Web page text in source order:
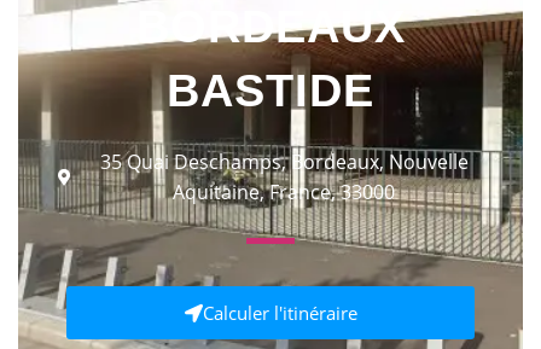
BORDEAUX
BASTIDE
35 Quai Deschamps, Bordeaux, Nouvelle
Aquitaine, France, 33000
Calculer l'itinéraire